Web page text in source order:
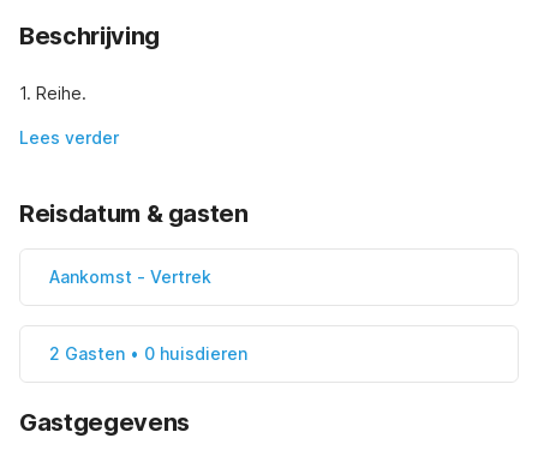
Beschrijving
1. Reihe.
Lees verder
Reisdatum & gasten
Aankomst - Vertrek
2 Gasten • 0 huisdieren
Gastgegevens